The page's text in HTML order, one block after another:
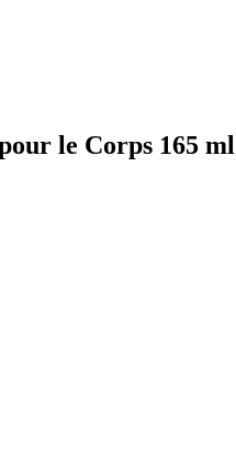
le Corps 165 ml